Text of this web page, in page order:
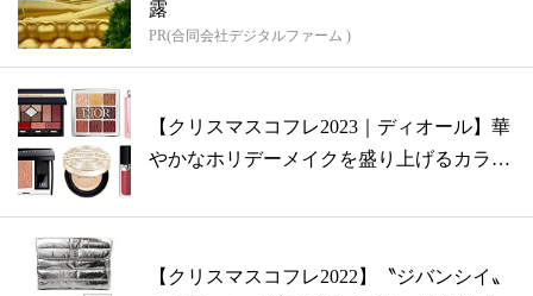
露
PR(合同会社デジタルファーム )
【クリスマスコフレ2023｜ディオール】華
やかなホリデーメイクを盛り上げるカラ
【クリスマスコフレ2022】〝ジバンシイ〟